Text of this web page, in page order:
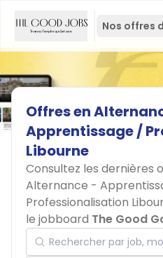
Nos offres
Offresen
Apprentissage/
Libourne
Consultez les dernières
Alternance -
Professionalisation
le jobboard The Good
Rechercher par job, mot-